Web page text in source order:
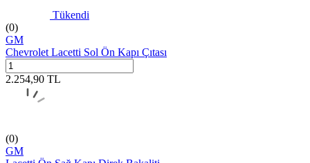
Tükendi
(0)
GM
Chevrolet Lacetti Sol Ön Kapı Çıtası
2.254,90 TL
(0)
GM